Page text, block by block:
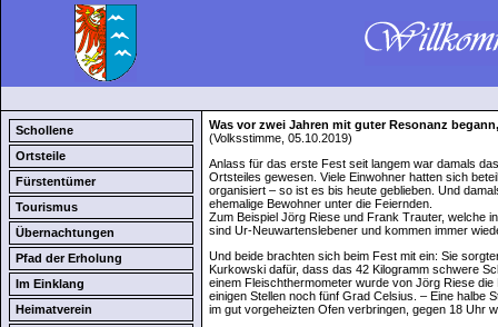
Schollene
Ortsteile
Fürstentümer
Tourismus
Übernachtungen
Pfad der Erholung
Im Einklang
Heimatverein
Was vor zwei Jahren mit guter Resonanz
(Volksstimme, 05.10.2019)
Anlass für das erste Fest seit langem war damals
Ortsteiles gewesen. Viele Einwohner hatten sich
organisiert – so ist es bis heute geblieben. Und
ehemalige Bewohner unter die Feiernden.
Zum Beispiel Jörg Riese und Frank Trauter, welche
sind Ur-Neuwartenslebener und kommen immer
Und beide brachten sich beim Fest mit ein: Sie
Kurkowski dafür, dass das 42 Kilogramm schwere
einem Fleischthermometer wurde von Jörg Riese
einigen Stellen noch fünf Grad Celsius. – Eine halbe
im gut vorgeheizten Ofen verbringen, gegen 18 Uhr